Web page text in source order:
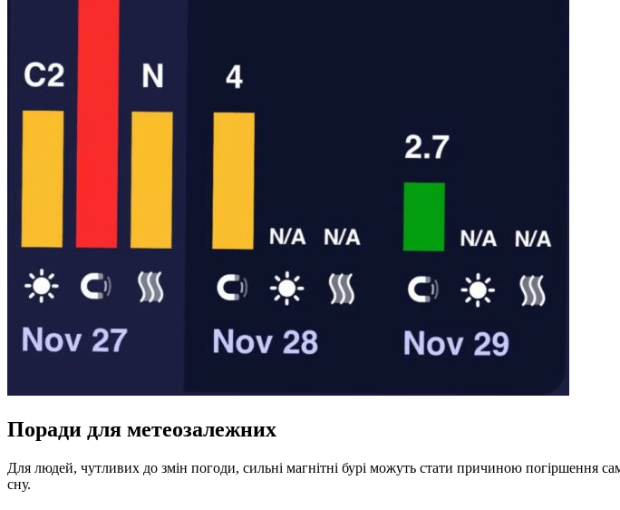
Поради для метеозалежних
Для людей, чутливих до змін погоди, сильні магнітні бурі можуть стати причиною
сну.